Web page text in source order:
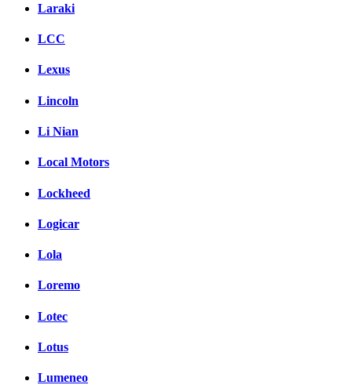
Laraki
LCC
Lexus
Lincoln
Li Nian
Local Motors
Lockheed
Logicar
Lola
Loremo
Lotec
Lotus
Lumeneo